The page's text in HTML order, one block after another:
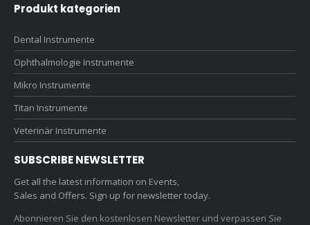
Produkt kategorien
Dental Instrumente
Ophthalmologie Instrumente
Mikro Instrumente
Titan Instrumente
Veterinär Instrumente
SUBSCRIBE NEWSLETTER
Get all the latest information on Events,
Sales and Offers. Sign up for newsletter today.
Abonnieren Sie den kostenlosen Newsletter und verpassen Sie